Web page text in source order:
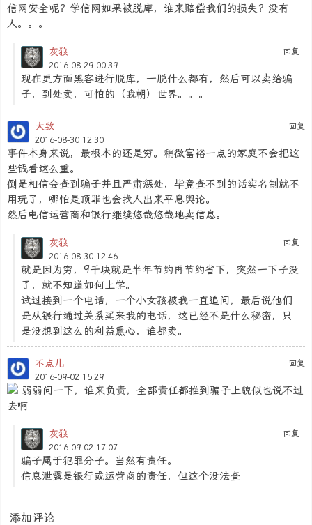
信网安全呢？学信网如果被脱库，谁来赔偿我们的损失？没有
人。。。
回复
灰狼
2016-08-29 00:39
现在更方面黑客进行脱库，一脱什么都有，然后可以卖给骗
子，到处卖，可怕的（我朝）世界。。。
回复
大致
2016-08-30 12:30
事件本身来说，最根本的还是穷。稍微富裕一点的家庭不会把这
些钱看这么重。
倒是相信会查到骗子并且严肃惩处，毕竟查不到的话实名制就不
用玩了，哪怕是顶罪也会找人出来平息舆论。
然后电信运营商和银行继续悠哉悠哉地卖信息。
回复
灰狼
2016-08-30 12:46
就是因为穷，9千块就是半年节约再节约省下，突然一下子没
了，就不知道如何上学。
试过接到一个电话，一个小女孩被我一直追问，最后说他们
是从银行通过关系买来我的电话，这已经不是什么秘密，只
是没想到这么的利益熏心，谁都卖。
回复
不点儿
2016-09-02 15:29
弱弱问一下，谁来负责，全部责任都推到骗子上貌似也说不过
去啊
回复
灰狼
2016-09-02 17:07
骗子属于犯罪分子。当然有责任。
信息泄露是银行或运营商的责任，但这个没法查
添加评论